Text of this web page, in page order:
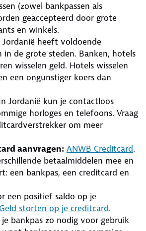
(zowel bankpassen als
geaccepteerd door grote
en winkels.
Jordanië heeft voldoende
in de grote steden. Banken, hotels
wisselen geld. Hotels wisselen
een ongunstiger koers dan
Jordanië kun je contactloos
horloges en telefoons. Vraag
om meer
aanvragen: ANWB Creditcard.
betaalmiddelen mee en
een bankpas, een creditcard en
een positief saldo op je
Geld storten op je creditcard.
bankpas zo nodig voor gebruik